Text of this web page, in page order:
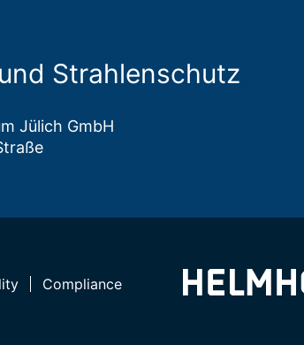
Strahlenschutz
Jülich GmbH
Compliance